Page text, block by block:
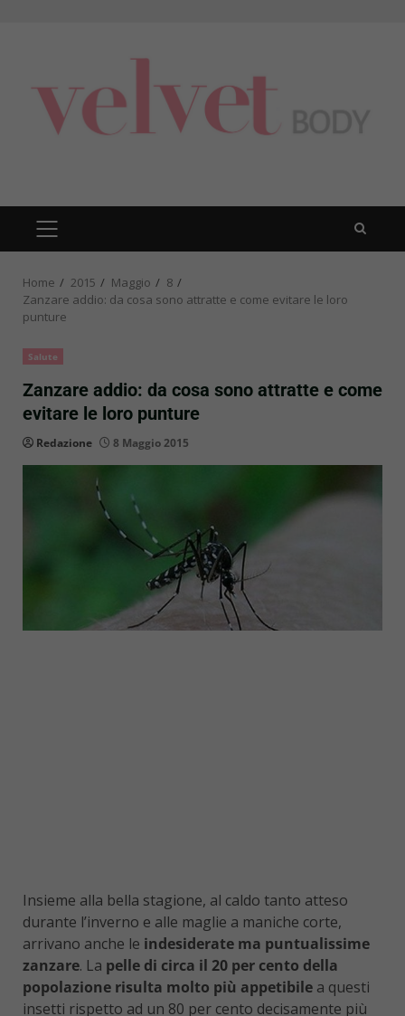
PRIMARY
MENU
Home 2015 Maggio
8
Zanzare addio: da cosa sono attratte e come evitare le loro
punture
Salute
Zanzare addio: da cosa sono attratte e come
evitare le loro punture
Redazione 8 Maggio 2015
Insieme alla bella stagione, al caldo tanto atteso
durante l’inverno e alle maglie a maniche corte,
arrivano anche le indesiderate ma puntualissime
zanzare. La pelle di circa il 20 per cento della
popolazione risulta molto più appetibile a questi
insetti rispetto ad un 80 per cento decisamente più